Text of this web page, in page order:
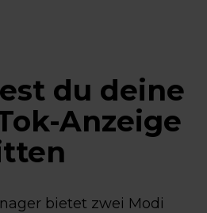
du deine
Anzeige
bietet zwei Modi